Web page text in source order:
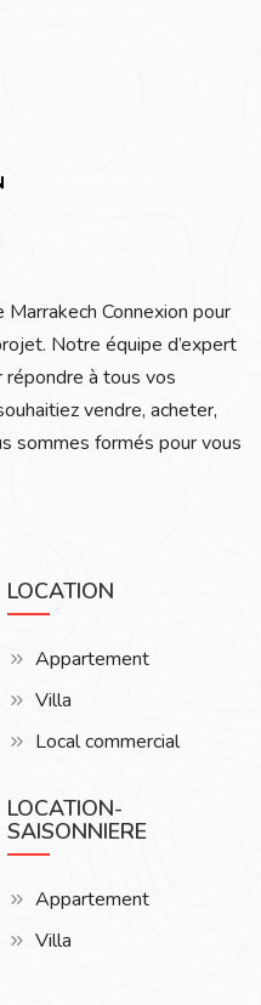
Connexion pour
Notre équipe d’expert
à tous vos
vendre, acheter,
sommes formés pour vous
LOCATION
Appartement
Villa
Local commercial
LOCATION-
SAISONNIERE
Appartement
Villa